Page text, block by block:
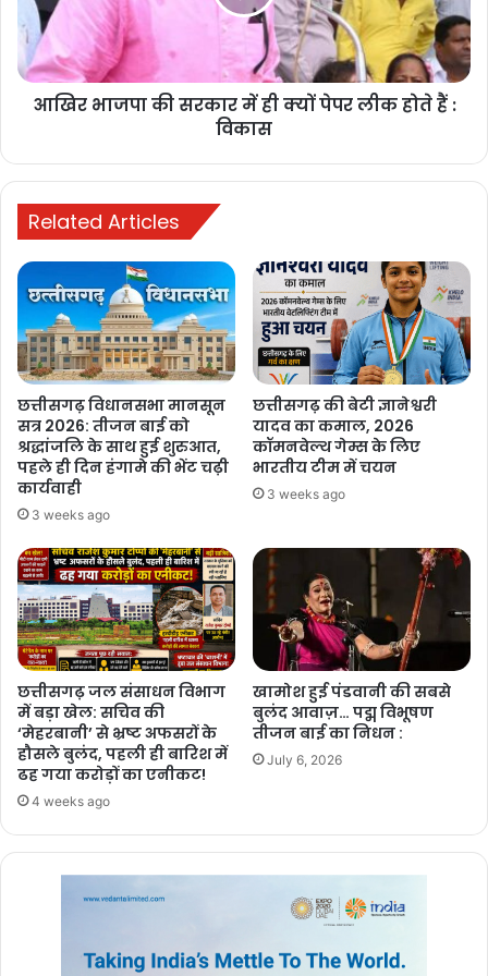
कर्ज चुकता, फिर भी कब्जे की कार्रवाई! मृतक ऋणकर्ता के परिवार
की प्रताड़ना का मामला सुप्रीम कोर्ट और PMO तक पहुंचा
6 days ago
रायपुर में छात्रों का आंदोलन तेज, शिक्षा व्यवस्था
6 days ago
मनेन्द्रगढ़: बीआर कार्यालय परिसर में गंदगी
का अंबार, तोड़फोड़ और अव्यवस्था से
कर्मचारियों व आमजन परेशान
1 week ago
PM ने ‘मन की बात’ में की कोरबा के जल
संरक्षण मॉडल की सराहना, ISRO तकनीक से
बढ़ा भूजल स्तर
1 week ago
आखिर भाजपा की सरकार में ही क्यों पेपर लीक होते हैं :
विकास
Related Articles
छत्तीसगढ़ विधानसभा मानसून
सत्र 2026: तीजन बाई को
श्रद्धांजलि के साथ हुई शुरुआत,
पहले ही दिन हंगामे की भेंट चढ़ी
कार्यवाही
3 weeks ago
छत्तीसगढ़ की बेटी ज्ञानेश्वरी
यादव का कमाल, 2026
कॉमनवेल्थ गेम्स के लिए
भारतीय टीम में चयन
3 weeks ago
छत्तीसगढ़ जल संसाधन विभाग
में बड़ा खेल: सचिव की
‘मेहरबानी’ से भ्रष्ट अफसरों के
हौसले बुलंद, पहली ही बारिश में
ढह गया करोड़ों का एनीकट!
4 weeks ago
खामोश हुई पंडवानी की सबसे
बुलंद आवाज़… पद्म विभूषण
तीजन बाई का निधन :
July 6, 2026